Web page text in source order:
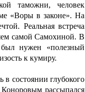
таможни, человек
«Воры в законе». На
Реальная встреча
самой Самохиной. В
нужен «полезный
к кумиру.
в состоянии глубокого
Коноровым рассыпался